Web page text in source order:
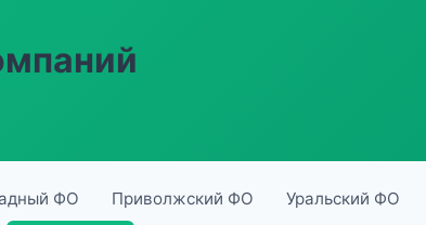
ФО Приволжский ФО Уральский ФО